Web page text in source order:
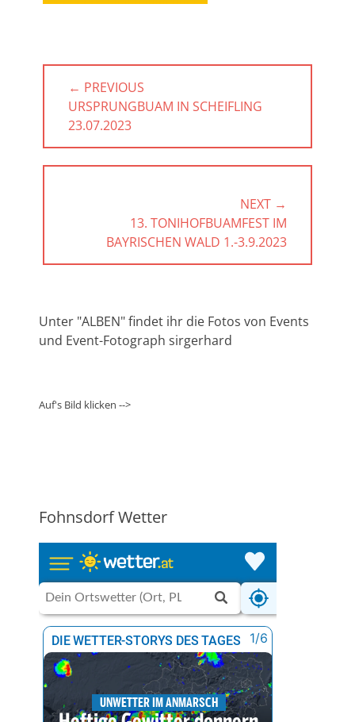
Beitragsnavigation
← PREVIOUS
PREVIOUS
POST:
URSPRUNGBUAM IN SCHEIFLING
23.07.2023
NEXT →
13. TONIHOFBUAMFEST IM
BAYRISCHEN WALD 1.-3.9.2023
Unter "ALBEN" findet ihr die Fotos von Events
und Event-Fotograph sirgerhard
Auf's Bild klicken -->
Fohnsdorf Wetter